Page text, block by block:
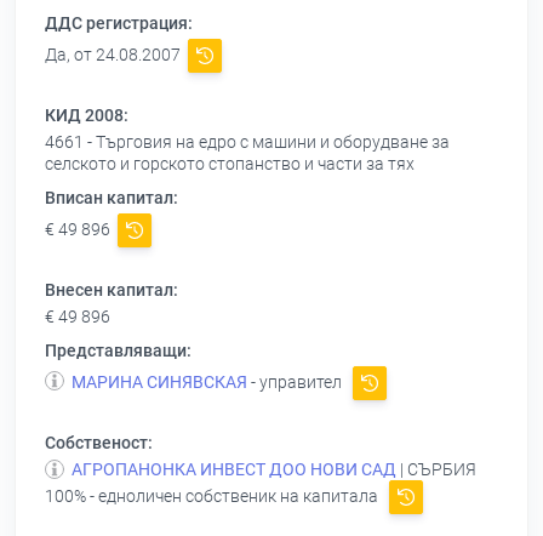
ДДС регистрация:
Да, от 24.08.2007
КИД 2008:
4661 - Търговия на едро с машини и оборудване за
селското и горското стопанство и части за тях
Вписан капитал:
€ 49 896
Внесен капитал:
€ 49 896
Представляващи:
МАРИНА СИНЯВСКАЯ - управител
Собственост:
АГРОПАНОНКА ИНВЕСТ ДОО НОВИ САД | СЪРБИЯ
100% - едноличен собственик на капитала